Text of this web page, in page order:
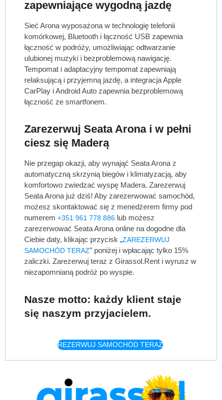
zapewniające wygodną jazdę
Sieć Arona wyposażona w technologię telefonii
komórkowej, Bluetooth i łączność USB zapewnia
łączność w podróży, umożliwiając odtwarzanie
ulubionej muzyki i bezproblemową nawigację.
Tempomat i adaptacyjny tempomat zapewniają
relaksującą i przyjemną jazdę, a integracja Apple
CarPlay i Android Auto zapewnia bezproblemową
łączność ze smartfonem.
Zarezerwuj Seata Arona i w pełni
ciesz się Maderą
Nie przegap okazji, aby wynająć Seata Arona z
automatyczną skrzynią biegów i klimatyzacją, aby
komfortowo zwiedzać wyspę Madera. Zarezerwuj
Seata Arona już dziś! Aby zarezerwować samochód,
możesz skontaktować się z menedżerem firmy pod
numerem +351 961 778 886 lub możesz
zarezerwować Seata Arona online na dogodne dla
Ciebie daty, klikając przycisk „ZAREZERWUJ
SAMOCHÓD TERAZ” poniżej i wpłacając tylko 15%
zaliczki. Zarezerwuj teraz z Girassol.Rent i wyrusz w
niezapomnianą podróż po wyspie.
Nasze motto: każdy klient staje
się naszym przyjacielem.
REZERWUJ SAMOCHÓD TERAZ